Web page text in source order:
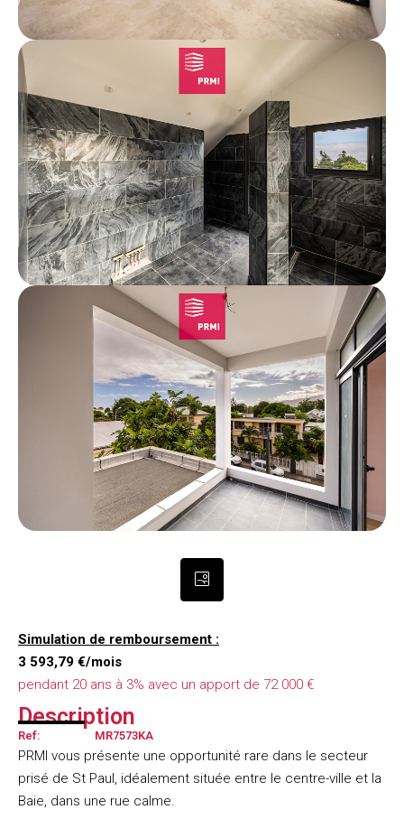
Simulation de remboursement :
3 593,79 €/mois
pendant 20 ans à 3% avec un apport de 72 000 €
Description
Ref: MR7573KA
PRMI vous présente une opportunité rare dans le secteur
prisé de St Paul, idéalement située entre le centre-ville et la
Baie, dans une rue calme.